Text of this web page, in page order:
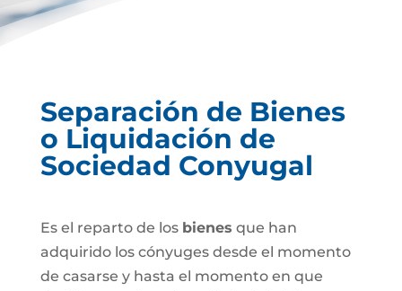
Separación de Bienes
o Liquidación de
Sociedad Conyugal
Es el reparto de los bienes que han
adquirido los cónyuges desde el momento
de casarse y hasta el momento en que